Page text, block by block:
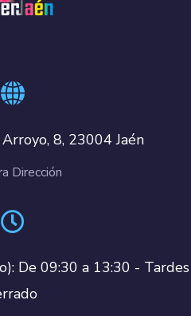
8, 23004 Jaén
Dirección
De 09:30 a 13:30 - Tardes